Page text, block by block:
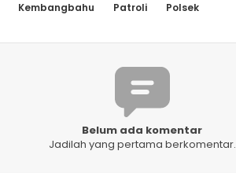
Kembangbahu Patroli Polsek
Belum ada komentar
Jadilah yang pertama berkomentar.